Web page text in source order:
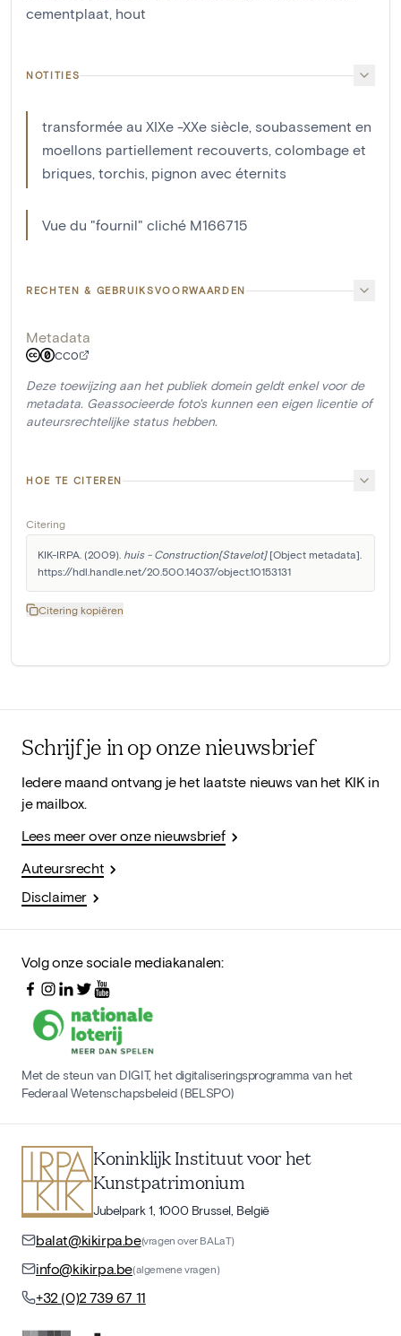
cementplaat, hout
NOTITIES
transformée au XIXe -XXe siècle, soubassement en
moellons partiellement recouverts, colombage et
briques, torchis, pignon avec éternits
Vue du "fournil" cliché M166715
RECHTEN & GEBRUIKSVOORWAARDEN
Metadata
CC0
Deze toewijzing aan het publiek domein geldt enkel voor de
metadata. Geassocieerde foto's kunnen een eigen licentie of
auteursrechtelijke status hebben.
HOE TE CITEREN
Citering
KIK-IRPA. (2009). huis - Construction[Stavelot] [Object metadata].
https://hdl.handle.net/20.500.14037/object.10153131
Citering kopiëren
Schrijf je in op onze nieuwsbrief
Iedere maand ontvang je het laatste nieuws van het KIK in
je mailbox.
Lees meer over onze nieuwsbrief
Auteursrecht
Disclaimer
Volg onze sociale mediakanalen:
Met de steun van DIGIT, het digitaliseringsprogramma van het
Federaal Wetenschapsbeleid (BELSPO)
Koninklijk Instituut voor het
Kunstpatrimonium
Jubelpark 1, 1000 Brussel, België
balat@kikirpa.be(vragen over BALaT)
info@kikirpa.be(algemene vragen)
+32 (0)2 739 67 11